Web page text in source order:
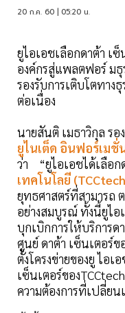
20 ก.ค. 60 | 05:20 น.
ยูไอเอชเลือกดาต้า เ
องค์กรสู่แพลตฟอร์ ม
รองรับการเติบโตทาง
ต่อเนื่อง
นายสันติ เมธาวิกุล รอ
ยูไนเต็ด อินฟอร์เมชั่
ว่า “ยูไอเอชได้เลือก
เทคโนโลยี
ยุทธศาสตร์ที่สามารถ
อย่างสมบูรณ์ ทั้งนี้ยูไอ
บุกเบิกการให้บริการ
ศูนย์ ดาต้า เซ็นเตอร์ข
ตั้งโครงข่ายของยู ไอ
เซ็นเตอร์ของ
ความต้องการที่เปลี่ยน